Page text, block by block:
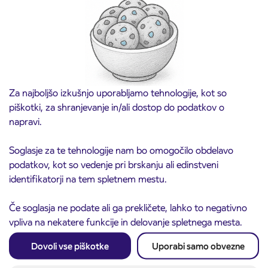
Za najboljšo izkušnjo uporabljamo tehnologije, kot so
piškotki, za shranjevanje in/ali dostop do podatkov o
napravi.
Soglasje za te tehnologije nam bo omogočilo obdelavo
podatkov, kot so vedenje pri brskanju ali edinstveni
identifikatorji na tem spletnem mestu.
Če soglasja ne podate ali ga prekličete, lahko to negativno
vpliva na nekatere funkcije in delovanje spletnega mesta.
Dovoli vse piškotke Uporabi samo obvezne
3. 8. 2026
Obvestilo o popolni zapori ceste
ČEŠNJEVEK – TRATA
Kranj
Preberite objavo